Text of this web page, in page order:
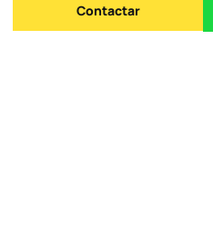
Enviar mensagem
Contactar